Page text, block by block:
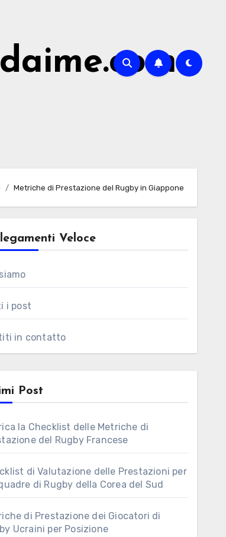
Metriche di Prestazione del Rugby in Giappone
Veloce
i post
in contatto
Post
la Checklist delle Metriche di
del Rugby Francese
di Valutazione delle Prestazioni per
di Rugby della Corea del Sud
di Prestazione dei Giocatori di
Ucraini per Posizione